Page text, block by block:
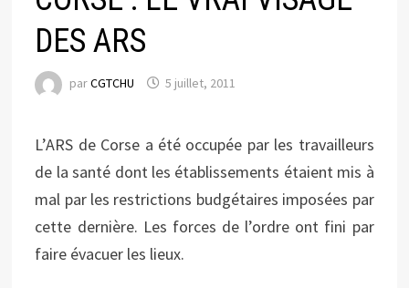
DES ARS
parCGTCHU 5 juillet, 2011
L’ARS de Corse a été occupée par les travailleurs
de la santé dont les établissements étaient mis à
mal par les restrictions budgétaires imposées par
cette dernière. Les forces de l’ordre ont fini par
faire évacuer les lieux.